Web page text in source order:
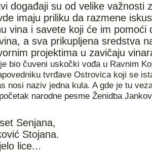
događaji su od velike važnosti
imaju priliku da razmene
vina i savete koji će im pomoći
a sva prikupljena sredstva
projektima u zavičaju
je bio čuveni uskočki vođa u Ravnim
tvrđave Ostrovica koji se
nosi naziv jedna kula. A gde je tu
narodne pesme Ženidba
Senjana,
Stojana.
lice...